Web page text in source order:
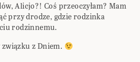
Alicjo?! Coś przeoczyłam? Mam
przy drodze, gdzie rodzinka
rodzinnemu.
z Dniem.